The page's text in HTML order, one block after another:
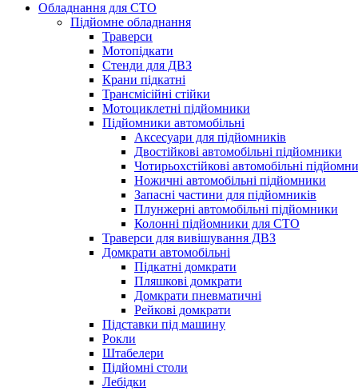
Обладнання для СТО
Підйомне обладнання
Траверси
Мотопідкати
Стенди для ДВЗ
Крани підкатні
Трансмісійні стійки
Мотоциклетні підйомники
Підйомники автомобільні
Аксесуари для підйомників
Двостійкові автомобільні підйомники
Чотирьохстійкові автомобільні
Ножичні автомобільні підйомники
Запасні частини для підйомників
Плунжерні автомобільні підйомники
Колонні підйомники для СТО
Траверси для вивішування ДВЗ
Домкрати автомобільні
Підкатні домкрати
Пляшкові домкрати
Домкрати пневматичні
Рейкові домкрати
Підставки під машину
Рокли
Штабелери
Підйомні столи
Лебідки